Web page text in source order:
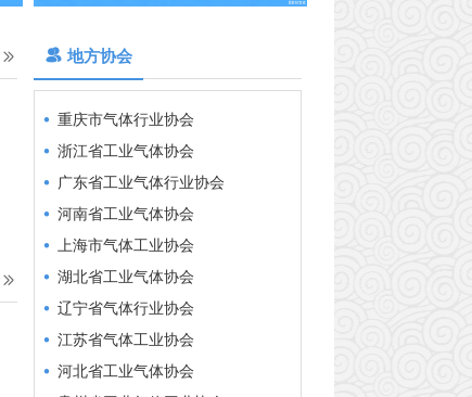
地方协会
包头市工业气体服务协会
重庆市气体行业协会
浙江省工业气体协会
广东省工业气体行业协会
河南省工业气体协会
上海市气体工业协会
湖北省工业气体协会
辽宁省气体行业协会
江苏省气体工业协会
河北省工业气体协会
贵州省工业气体工业协会